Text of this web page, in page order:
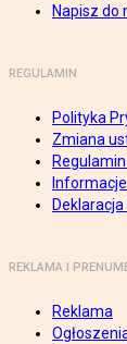
Napisz do
REGULAMIN
Polityka
Zmiana
REKLAMA I
Reklama